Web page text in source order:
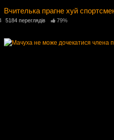
Вчителька прагне хуй
5184 переглядів 79%